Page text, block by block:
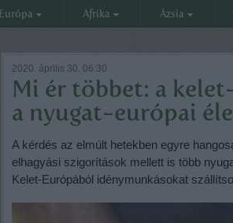
Európa Afrika Ázsia
2020. április 30. 06:30
Mi ér többet: a
a nyugat-európai
A kérdés az elmúlt hetekben egyre
elhagyási szigorítások mellett is több
Kelet-Európából idénymunkásokat